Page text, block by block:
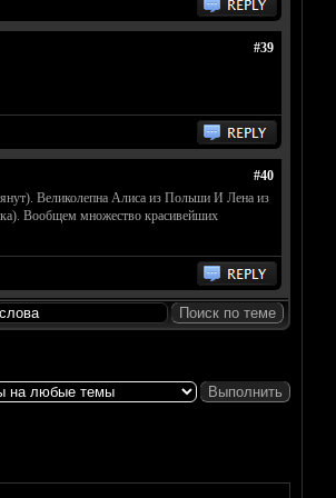
#39
#40
Великолепна Алиса из Польши И Лена из
Вообщем множество красивейших